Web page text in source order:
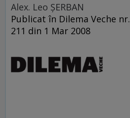
Alex. Leo ŞERBAN
Publicat în Dilema Veche nr.
211 din 1 Mar 2008